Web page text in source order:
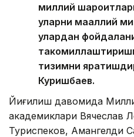
миллий
уларни маҳаллий
улардан
тизимни
Куришбаев.
Йиғилиш давомида
академиклари Вячеслав
Туриспеков, Амангелди